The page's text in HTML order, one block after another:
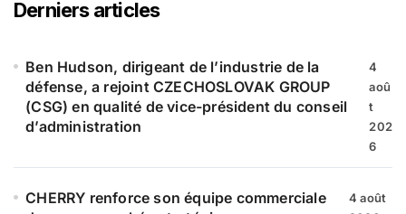
c
e
Derniers articles
Ben Hudson, dirigeant de l’industrie de la
défense, a rejoint CZECHOSLOVAK GROUP
(CSG) en qualité de vice-président du conseil
d’administration
4
aoû
t
202
6
CHERRY renforce son équipe commerciale
4 août